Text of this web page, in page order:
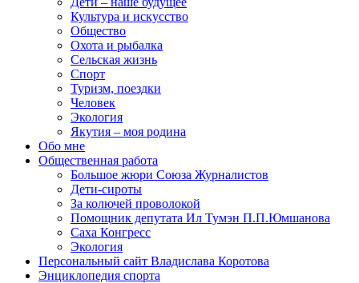
Культура и искусство
Общество
Охота и рыбалка
Сельская жизнь
Спорт
Туризм, поездки
Человек
Экология
Якутия – моя родина
Обо мне
Общественная работа
Большое жюри Союза Журналистов
Дети-сироты
За колючей проволокой
Помощник депутата Ил Тумэн П.П.Юмшанова
Саха Конгресс
Экология
Персональный сайт Владислава Коротова
Энциклопедия спорта